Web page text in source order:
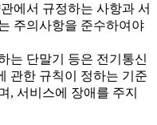
에서 규정하는 사항과 서
주의사항을 준수하여야
는 단말기 등은 전기통신
관한 규칙이 정하는 기준
, 서비스에 장애를 주지